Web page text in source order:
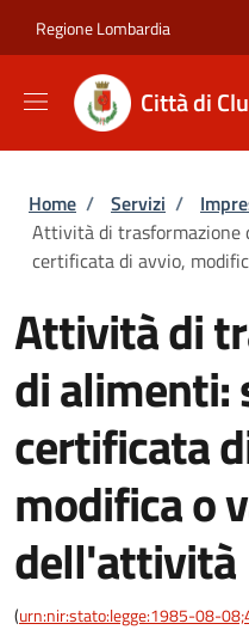
Regione Lombardia
Città di
Briciole di
Home / Servizi /
Attività di trasformazione
certificata di avvio,
Attività di
di alimenti:
certificata
modifica o
dell'attività
(urn:nir:stato:legge:1985-08-